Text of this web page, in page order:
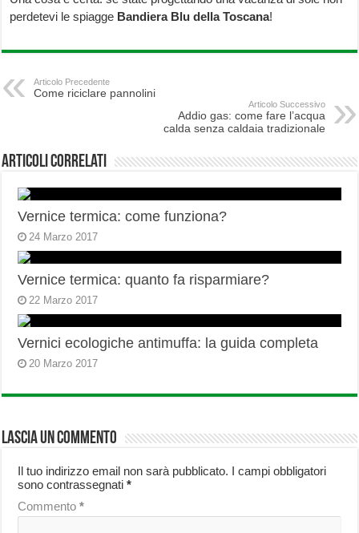
perdetevi le spiagge Bandiera Blu della Toscana!
Articolo Precedente
Come riciclare pannolini
Articolo Successivo
Addio gas: come fare l’acqua
calda senza caldaia tradizionale
Articoli correlati
Vernice termica: come funziona?
24 Marzo 2017
Vernice termica: quanto fa risparmiare?
22 Marzo 2017
Vernici ecologiche antimuffa: la guida completa
20 Marzo 2017
Lascia un commento
Il tuo indirizzo email non sarà pubblicato. I campi obbligatori
sono contrassegnati*
Commento*